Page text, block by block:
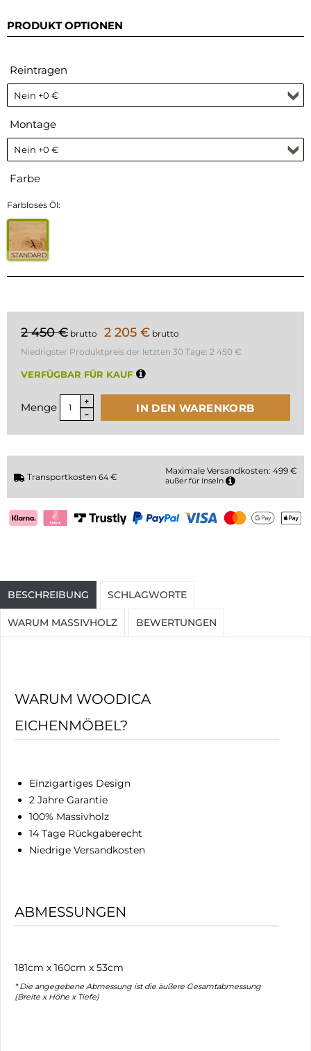
PRODUKT OPTIONEN
Reintragen
Montage
Farbe
Farbloses Öl:
STANDARD
2 450 € brutto 2 205 € brutto
Niedrigster Produktpreis der letzten 30 Tage: 2 450 €
VERFÜGBAR FÜR KAUF
Menge IN DEN WARENKORB
Transportkosten 64 €
Maximale Versandkosten: 499 €
außer für Inseln
BESCHREIBUNG SCHLAGWORTE
WARUM MASSIVHOLZ BEWERTUNGEN
WARUM WOODICA
EICHENMÖBEL?
Einzigartiges Design
2 Jahre Garantie
100% Massivholz
14 Tage Rückgaberecht
Niedrige Versandkosten
ABMESSUNGEN
181cm x 160cm x 53cm
* Die angegebene Abmessung ist die äußere Gesamtabmessung
(Breite x Höhe x Tiefe)